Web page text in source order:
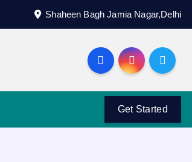
Shaheen Bagh Jamia Nagar,Delhi
Get Started